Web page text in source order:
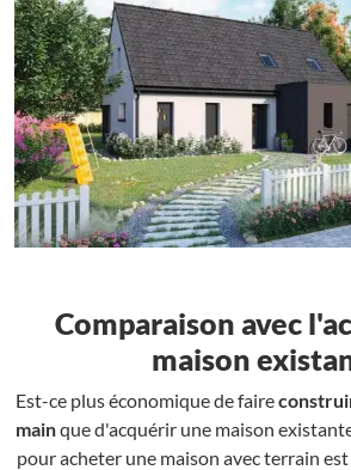
Comparaison avec
maison
Est-ce plus économique de faire
mainque d'acquérir une maison
pour acheter une maison avec terrain